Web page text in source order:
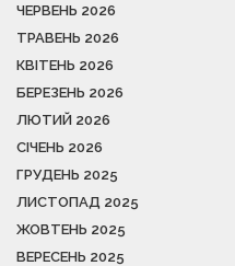
ЧЕРВЕНЬ 2026
ТРАВЕНЬ 2026
КВІТЕНЬ 2026
БЕРЕЗЕНЬ 2026
ЛЮТИЙ 2026
СІЧЕНЬ 2026
ГРУДЕНЬ 2025
ЛИСТОПАД 2025
ЖОВТЕНЬ 2025
ВЕРЕСЕНЬ 2025